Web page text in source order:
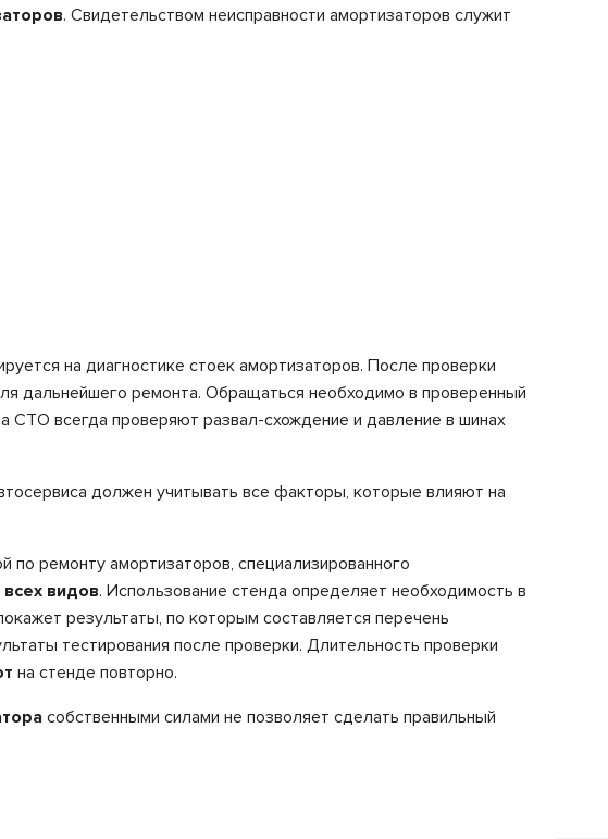
. Свидетельством неисправности амортизаторов служит
на диагностике стоек амортизаторов. После проверки
дальнейшего ремонта. Обращаться необходимо в проверенный
всегда проверяют развал-схождение и давление в шинах
должен учитывать все факторы, которые влияют на
по ремонту амортизаторов, специализированного
видов. Использование стенда определяет необходимость в
результаты, по которым составляется перечень
тестирования после проверки. Длительность проверки
на стенде повторно.
собственными силами не позволяет сделать правильный